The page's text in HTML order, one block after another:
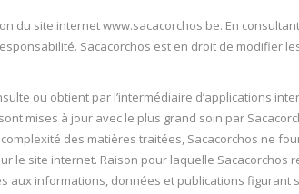
du site internet www.sacacorchos.be. En
Sacacorchos est en droit de modifier
ou obtient par l’intermédiaire d’applications
mises à jour avec le plus grand soin par
des matières traitées, Sacacorchos ne
le site internet. Raison pour laquelle Sacacorchos
aux informations, données et publications figurant